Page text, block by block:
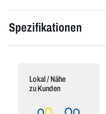
Spezifikationen
Lokal / Nähe
zu Kunden